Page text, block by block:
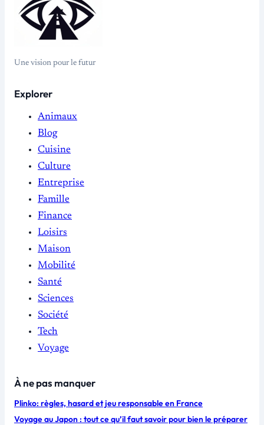
Une vision pour le futur
Explorer
Animaux
Blog
Cuisine
Culture
Entreprise
Famille
Finance
Loisirs
Maison
Mobilité
Santé
Sciences
Société
Tech
Voyage
À ne pas manquer
Plinko: règles, hasard et jeu responsable en France
Voyage au Japon : tout ce qu’il faut savoir pour bien le préparer